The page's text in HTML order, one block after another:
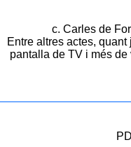
c. Carles de
Entre altres actes,
pantalla de TV i més